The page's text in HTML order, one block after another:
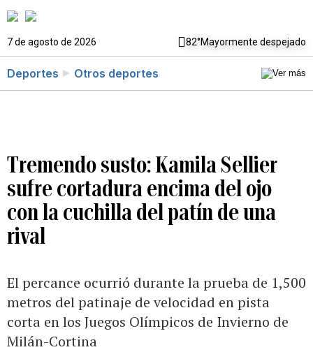
7 de agosto de 2026 82°Mayormente despejado
Deportes Otros deportes
Tremendo susto: Kamila Sellier
sufre cortadura encima del ojo
con la cuchilla del patín de una
rival
El percance ocurrió durante la prueba de 1,500
metros del patinaje de velocidad en pista
corta en los Juegos Olímpicos de Invierno de
Milán-Cortina